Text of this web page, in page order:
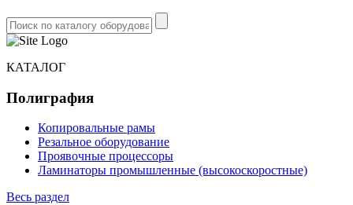
КАТАЛОГ
Полиграфия
Копировальные рамы
Резальное оборудование
Проявочные процессоры
Ламинаторы промышленные (высокоскоростные)
Весь раздел